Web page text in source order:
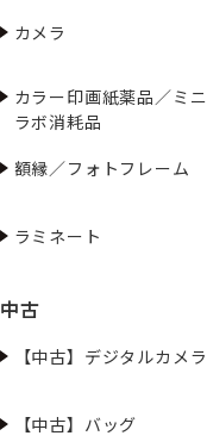
カメラ
カラー印画紙薬品／ミニ
ラボ消耗品
額縁／フォトフレーム
ラミネート
中古
【中古】デジタルカメラ
【中古】バッグ